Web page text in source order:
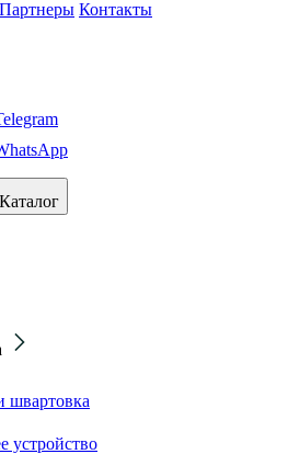
Партнеры Контакты
Каталог
швартовка
устройство